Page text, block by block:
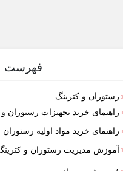
فهرست
رستوران و کترینگ
راهنمای خرید تجهیزات رستوران و
راهنمای خرید مواد اولیه رستوران
آموزش مدیریت رستوران و